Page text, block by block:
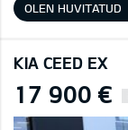
OLEN HUVITATUD
KIA CEED EX
17 900 €